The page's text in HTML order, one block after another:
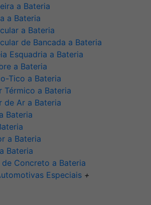
a Bateria
a Bateria
a Bateria
de Bancada a Bateria
Esquadria a Bateria
a Bateria
Tico a Bateria
Térmico a Bateria
de Ar a Bateria
Bateria
a Bateria
Bateria
Concreto a Bateria
Especiais +